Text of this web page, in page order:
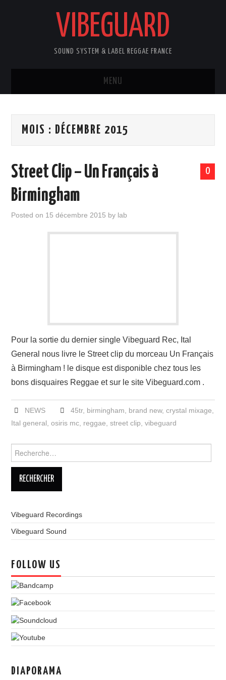
VIBEGUARD
SOUND SYSTEM & LABEL REGGAE FRANCE
MENU
NEWS
MOIS : DÉCEMBRE 2015
0
Street Clip – Un Français à
Birmingham
Posted on 15 décembre 2015 by lab
Pour la sortie du dernier single Vibeguard Rec, Ital
General nous livre le Street clip du morceau Un Français
à Birmingham ! le disque est disponible chez tous les
bons disquaires Reggae et sur le site Vibeguard.com .
NEWS 45tr, birmingham brand new, crystal mixage
Ital general ,osiris mc reggae ,street clip ,vibeguard
Vibeguard Recordings
Vibeguard Sound
FOLLOW US
DIAPORAMA